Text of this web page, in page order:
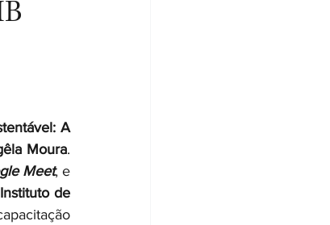
A
Moura.
Meet, e
Instituto de